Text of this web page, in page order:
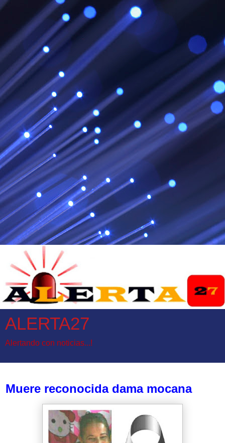
ALERTA27
Alertando con noticias...!
Muere reconocida dama mocana